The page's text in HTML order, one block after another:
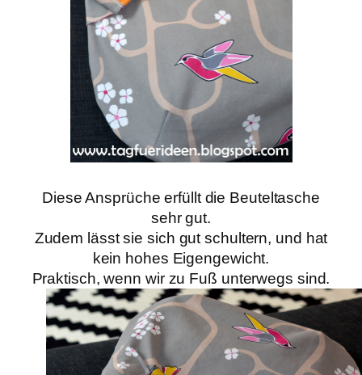
Diese Ansprüche erfüllt die Beuteltasche
sehr gut.
Zudem lässt sie sich gut schultern, und hat
kein hohes Eigengewicht.
Praktisch, wenn wir zu Fuß unterwegs sind.